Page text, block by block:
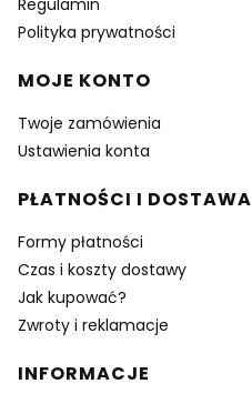
Regulamin
Polityka prywatności
MOJE KONTO
Twoje zamówienia
Ustawienia konta
PŁATNOŚCI I DOSTAWA
Formy płatności
Czas i koszty dostawy
Jak kupować?
Zwroty i reklamacje
INFORMACJE